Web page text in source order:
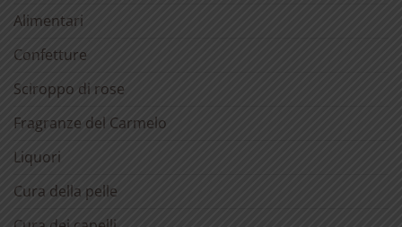
Alimentari
Confetture
Sciroppo di rose
Fragranze del Carmelo
Liquori
Cura della pelle